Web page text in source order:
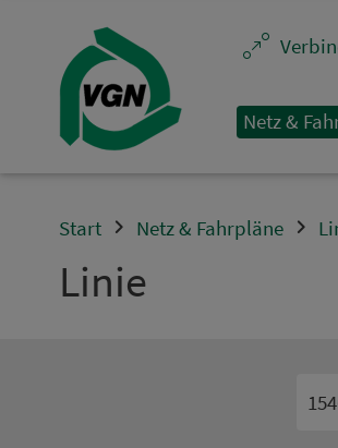
Netz &
Start Netz & Fahrpläne
Linie